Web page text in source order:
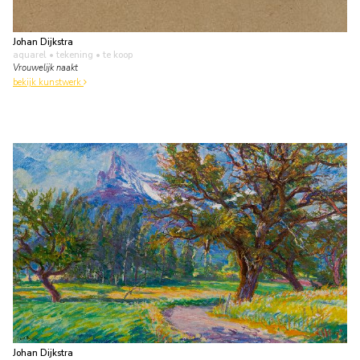
Johan Dijkstra
aquarel • tekening • te koop
Vrouwelijk naakt
bekijk kunstwerk
Johan Dijkstra